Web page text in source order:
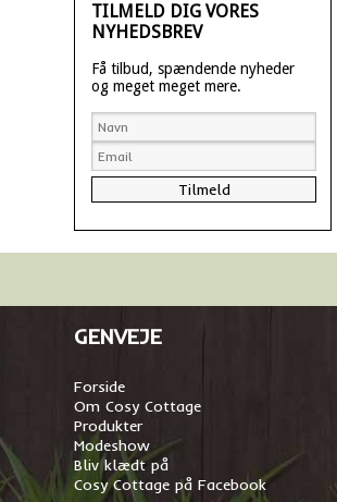
TILMELD DIG VORES
NYHEDSBREV
Få tilbud, spændende nyheder
og meget meget mere.
GENVEJE
Forside
Om Cosy Cottage
Produkter
Modeshow
Bliv klædt på
Cosy Cottage på Facebook